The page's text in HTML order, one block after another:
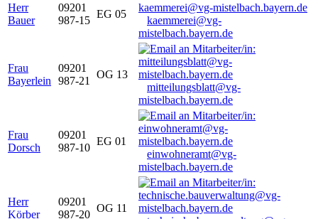
Herr
Bauer
09201
987-15
EG 05
kaemmerei@vg-
mistelbach.bayern.de
Frau
Bayerlein
09201
987-21
OG 13
mitteilungsblatt@vg-
mistelbach.bayern.de
Frau
Dorsch
09201
987-10
EG 01
einwohneramt@vg-
mistelbach.bayern.de
Herr
Körber
09201
987-20
OG 11